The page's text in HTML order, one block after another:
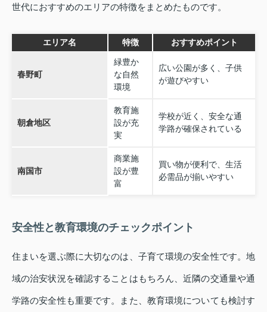
世代におすすめのエリアの特徴をまとめたものです。
エリア名 特徴 おすすめポイント
春野町
緑豊か
な自然
環境
広い公園が多く、子供
が遊びやすい
朝倉地区
教育施
設が充
実
学校が近く、安全な通
学路が確保されている
南国市
商業施
設が豊
富
買い物が便利で、生活
必需品が揃いやすい
安全性と教育環境のチェックポイント
住まいを選ぶ際に大切なのは、子育て環境の安全性です。地
域の治安状況を確認することはもちろん、近隣の交通量や通
学路の安全性も重要です。また、教育環境についても検討す